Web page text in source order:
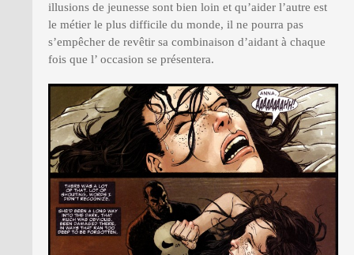
illusions de jeunesse sont bien loin et qu’aider l’autre est
le métier le plus difficile du monde, il ne pourra pas
s’empêcher de revêtir sa combinaison d’aidant à chaque
fois que l’ occasion se présentera.